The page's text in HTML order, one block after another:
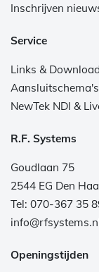
Inschrijven
Service
Links &
Aansluitschema's
NewTek NDI &
R.F. Systems
Goudlaan 75
2544 EG Den
Tel: 070-367 35
Openingstijden